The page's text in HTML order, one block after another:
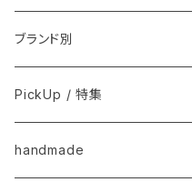
用品
フードおやつ
用品
ブランド別
Anima Strath
Animal Essentials
PickUp / 特集
換毛期におすすめ
handmade